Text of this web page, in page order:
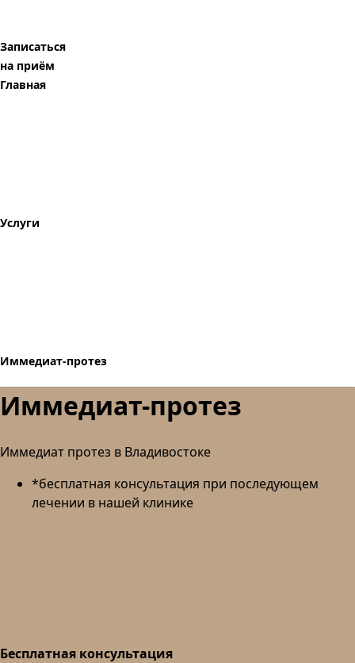
Записаться
на приём
Главная
Услуги
Иммедиат-протез
Иммедиат-протез
Иммедиат протез в Владивостоке
*бесплатная консультация при последующем
лечении в нашей клинике
Бесплатная консультация